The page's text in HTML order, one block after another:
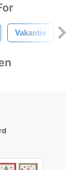
Vakantie